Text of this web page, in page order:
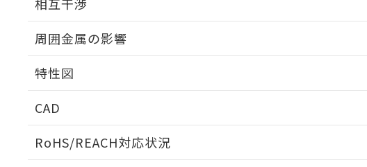
周囲金属の影響
特性図
CAD
RoHS/REACH対応状況